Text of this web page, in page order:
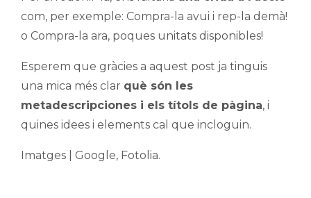
com, per exemple: Compra-la avui i rep-la demà!
o Compra-la ara, poques unitats disponibles!
Esperem que gràcies a aquest post ja tinguis
una mica més clar què són les
metadescripciones i els títols de pàgina, i
quines idees i elements cal que incloguin.
Imatges | Google, Fotolia.